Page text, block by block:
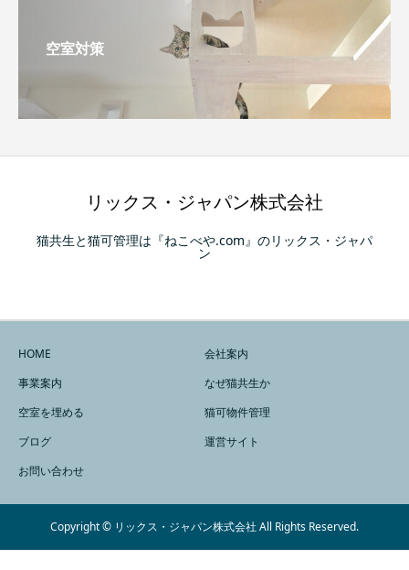
空室対策
リックス・ジャパン株式会社
猫共生と猫可管理は『ねこべや.com』のリックス・ジャパ
ン
HOME
会社案内
事業案内
なぜ猫共生か
空室を埋める
猫可物件管理
ブログ
運営サイト
お問い合わせ
Copyright © リックス・ジャパン株式会社 All Rights Reserved.